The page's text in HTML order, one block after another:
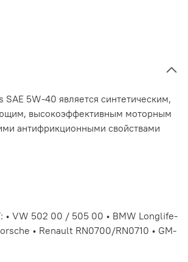
SAE 5W-40 является синтетическим,
высокоэффективным моторным
антифрикционными свойствами
VW 502 00 / 505 00 • BMW Longlife-
• Renault RN0700/RN0710 • GM-